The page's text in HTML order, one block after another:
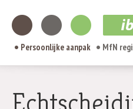
Persoonlijke aanpak MfN